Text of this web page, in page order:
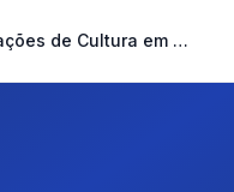
Licitações de Cultura em Distrito Federal